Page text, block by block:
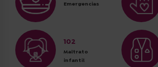
Emergencias
102
Maltrato
infantil